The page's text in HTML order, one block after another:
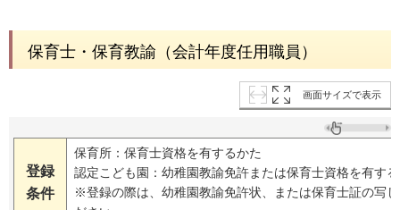
保育士・保育教諭（会計年度任用職員）
画面サイズで表示
登録
条件
保育所：保育士資格を有するかた
認定こども園：幼稚園教諭免許または保育士資格を有す
※登録の際は、幼稚園教諭免許状、または保育士証の写